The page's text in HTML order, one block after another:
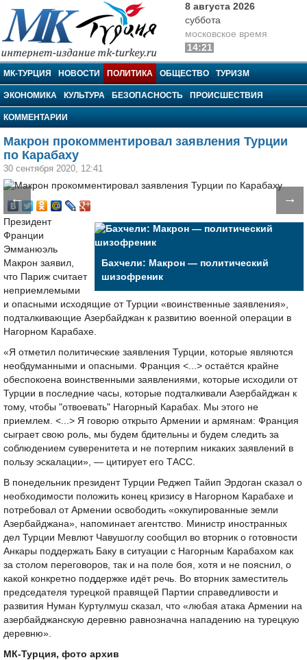
МК-Турция
8 августа 2026
суббота
московское время
14:21
МК-ТУРЦИЯ НОВОСТИ ПОЛИТИКА ОБЩЕСТВО ТУРИЗМ
ЭКОНОМИКА КУЛЬТУРА БЕЗОПАСНОСТЬ ПРОИСШЕСТВИЯ
КОММЕНТАРИИ
Макрон прокомментировал заявления Турции
по Карабаху
30 сентября 2020, 12:41
← →
Бахчели: Макрон — политический
шизофреник
Президент
Франции
Эмманюэль
Макрон заявил,
что Париж считает
неприемлемыми
и опасными исходящие от Турции «воинственные заявления»,
подталкивающие Азербайджан к развитию военной операции в
Нагорном Карабахе.
«Я отметил политические заявления Турции, которые являются
необдуманными и опасными. Франция <...> остаётся крайне
обеспокоена воинственными заявлениями, которые исходили от
Турции в последние часы, которые подталкивали Азербайджан к
тому, чтобы "отвоевать" Нагорный Карабах. Мы этого не
приемлем. <...> Я говорю открыто Армении и армянам: Франция
сыграет свою роль, мы будем бдительны и будем следить за
соблюдением суверенитета и не потерпим никаких заявлений в
пользу эскалации», — цитирует его ТАСС.
В понедельник президент Турции Реджеп Тайип Эрдоган сказал о
необходимости положить конец кризису в Нагорном Карабахе и
потребовал от Армении освободить «оккупированные земли
Азербайджана», напоминает агентство. Министр иностранных
дел Турции Мевлют Чавушоглу сообщил во вторник о готовности
Анкары поддержать Баку в ситуации с Нагорным Карабахом как
за столом переговоров, так и на поле боя, хотя и не пояснил, о
какой конкретно поддержке идёт речь. Во вторник заместитель
председателя турецкой правящей Партии справедливости и
развития Нуман Куртулмуш сказал, что «любая атака Армении на
азербайджанскую деревню равнозначна нападению на турецкую
деревню».
МК-Турция, фото архив